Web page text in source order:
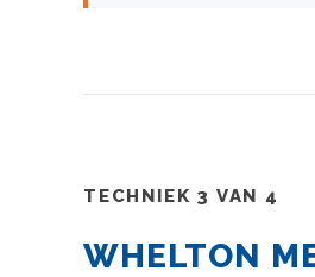
TECHNIEK 3 VAN 4
WHELTON